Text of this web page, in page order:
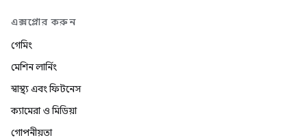
এক্সপ্লোর করুন
গেমিং
মেশিন লার্নিং
স্বাস্থ্য এবং ফিটনেস
ক্যামেরা ও মিডিয়া
গোপনীয়তা